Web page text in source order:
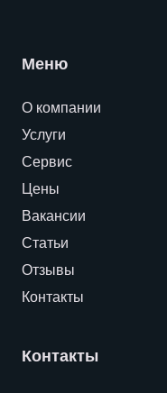
Меню
О компании
Услуги
Сервис
Цены
Вакансии
Статьи
Отзывы
Контакты
Контакты